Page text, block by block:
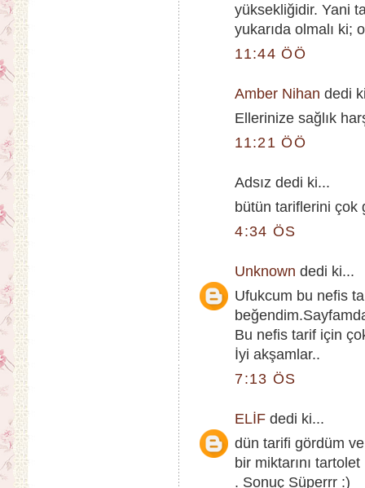
yüksekliğidir. Yani
yukarıda olmalı ki;
11:44 ÖÖ
Amber Nihan dedi
Ellerinize sağlık
11:21 ÖÖ
Adsız dedi ki...
bütün tariflerini çok
4:34 ÖS
Unknown dedi ki...
Ufukcum bu nefis
Bu nefis tarif için
İyi akşamlar..
7:13 ÖS
ELİF dedi ki...
dün tarifi gördüm
bir miktarını
. Sonuç Süperrr :)